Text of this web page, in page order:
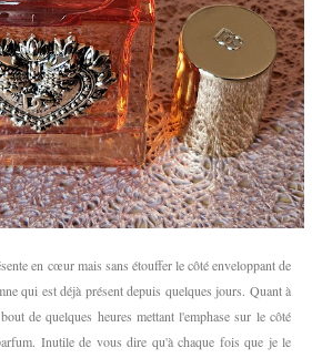
en cœur mais sans étouffer le côté enveloppant de
qui est déjà présent depuis quelques jours. Quant à
de quelques heures mettant l'emphase sur le côté
Inutile de vous dire qu'à chaque fois que je le